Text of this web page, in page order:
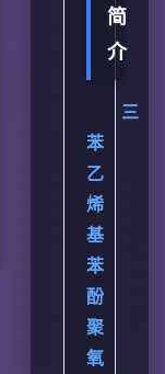
简
介
三
苯
乙
烯
基
苯
酚
聚
氧